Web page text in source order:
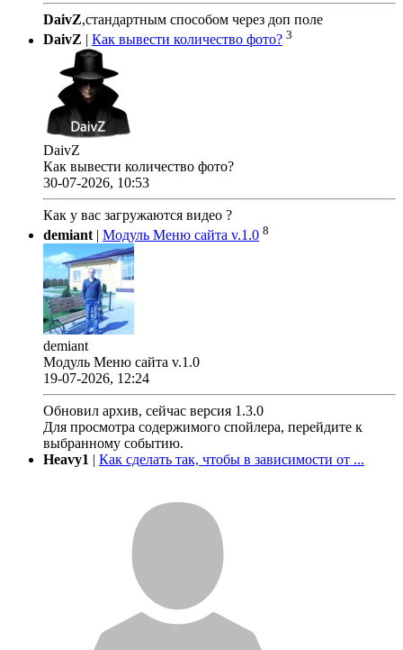
DaivZ,стандартным способом через доп поле
DaivZ
Как вывести количество фото? 3
DaivZ
Как вывести количество фото?
30-07-2026, 10:53
Как у вас загружаются видео ?
demiant | Модуль Меню сайта v.1.0 8
demiant
Модуль Меню сайта v.1.0
19-07-2026, 12:24
Обновил архив, сейчас версия 1.3.0
Для просмотра содержимого спойлера, перейдите к
выбранному событию.
Heavy1 | Как сделать так, чтобы в зависимости от ...